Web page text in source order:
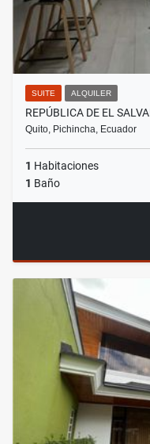
SUITE ALQUILER
REPÚBLICA DE EL
Quito, Pichincha, Ecuador
1 Habitaciones
1 Baño